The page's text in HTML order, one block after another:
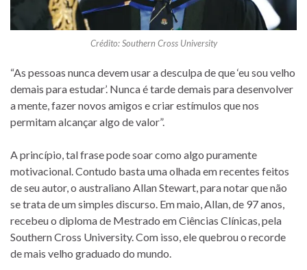
Crédito: Southern Cross University
“As pessoas nunca devem usar a desculpa de que ‘eu sou velho
demais para estudar’. Nunca é tarde demais para desenvolver
a mente, fazer novos amigos e criar estímulos que nos
permitam alcançar algo de valor”.
A princípio, tal frase pode soar como algo puramente
motivacional. Contudo basta uma olhada em recentes feitos
de seu autor, o australiano Allan Stewart, para notar que não
se trata de um simples discurso. Em maio, Allan, de 97 anos,
recebeu o diploma de Mestrado em Ciências Clínicas, pela
Southern Cross University. Com isso, ele quebrou o recorde
de mais velho graduado do mundo.